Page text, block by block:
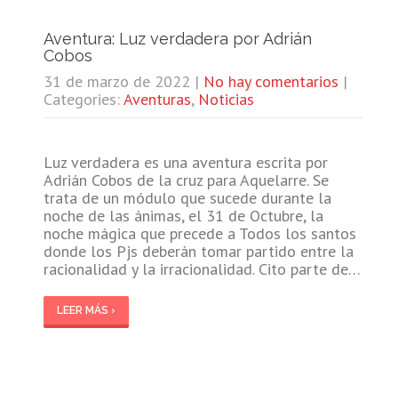
Aventura: Luz verdadera por Adrián
Cobos
31 de marzo de 2022 | No hay comentarios |
Categories:Aventuras, Noticias
Luz verdadera es una aventura escrita por
Adrián Cobos de la cruz para Aquelarre. Se
trata de un módulo que sucede durante la
noche de las ánimas, el 31 de Octubre, la
noche mágica que precede a Todos los santos
donde los Pjs deberán tomar partido entre la
racionalidad y la irracionalidad. Cito parte de…
LEER MÁS ›